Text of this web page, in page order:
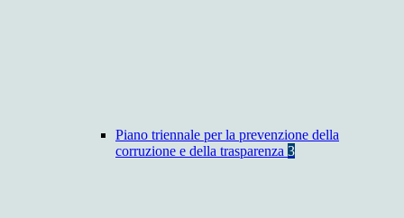
Piano triennale per la prevenzione della
corruzione e della trasparenza 3